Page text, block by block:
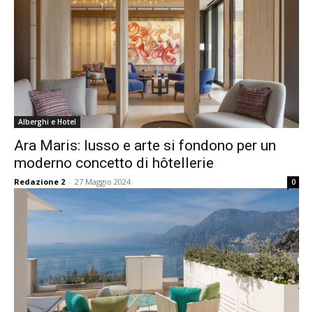
Alberghi e Hotel
Ara Maris: lusso e arte si fondono per un
moderno concetto di hôtellerie
Redazione 2 - 27 Maggio 2024 0